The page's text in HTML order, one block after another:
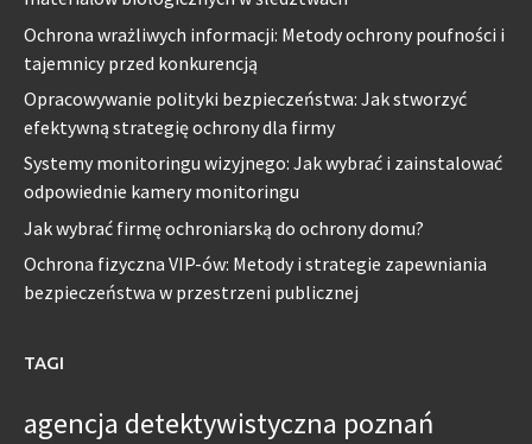
Ochrona wrażliwych informacji: Metody ochrony poufności i
tajemnicy przed konkurencją
Opracowywanie polityki bezpieczeństwa: Jak stworzyć
efektywną strategię ochrony dla firmy
Systemy monitoringu wizyjnego: Jak wybrać i zainstalować
odpowiednie kamery monitoringu
Jak wybrać firmę ochroniarską do ochrony domu?
Ochrona fizyczna VIP-ów: Metody i strategie zapewniania
bezpieczeństwa w przestrzeni publicznej
TAGI
agencja detektywistyczna poznań